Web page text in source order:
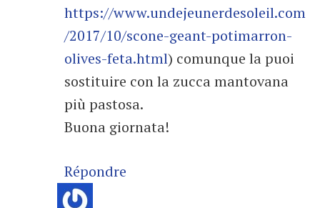
https://www.undejeunerdesoleil.com
/2017/10/scone-geant-potimarron-
olives-feta.html) comunque la puoi
sostituire con la zucca mantovana
più pastosa.
Buona giornata!
Répondre